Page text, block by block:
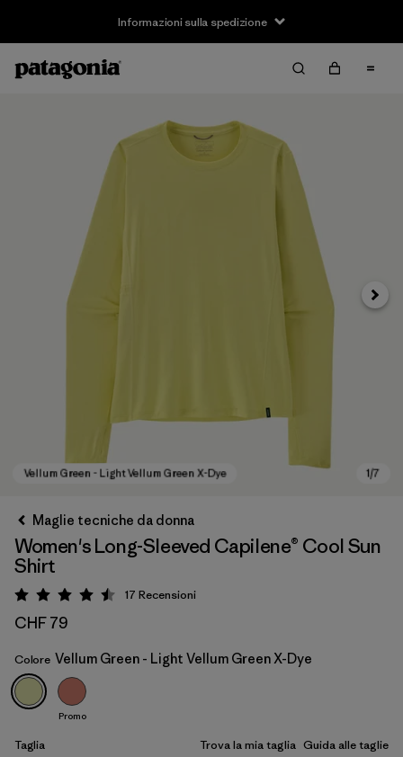
Informazioni sulla spedizione
Vellum Green - Light Vellum Green X-Dye
Avanti
Maglie tecniche da donna
Women's Long-Sleeved Capilene® Cool Sun
Shirt
Valutazione: 4.5 / 5
17 Recensioni
CHF 79
Colore Vellum Green - Light Vellum Green X-Dye
Promo
Taglia Trova la mia taglia Guida alle taglie